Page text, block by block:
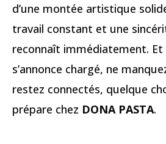
d’une montée artistique
travail constant et une
reconnaît immédiatement. Et
s’annonce chargé, ne
restez connectés, quelque
prépare chez DONA PASTA.